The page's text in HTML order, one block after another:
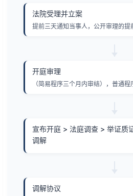
法院受理并立案
提前三天通知当事人，公开审理的提
开庭审理
（简易程序三个月内审结），普通
宣布开庭 > 法庭调查 > 举证质
调解
调解协议